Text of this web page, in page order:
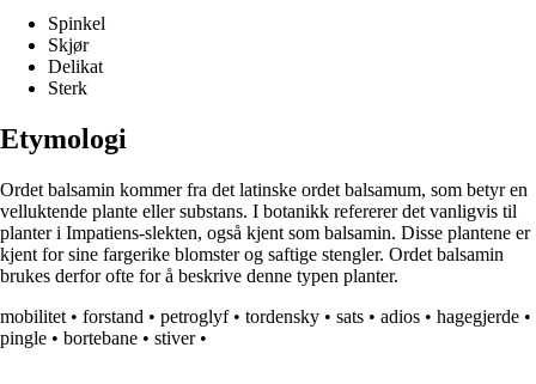
Spinkel
Skjør
Delikat
Sterk
Etymologi
Ordet balsamin kommer fra det latinske ordet balsamum, som betyr en
velluktende plante eller substans. I botanikk refererer det vanligvis til
planter i Impatiens-slekten, også kjent som balsamin. Disse plantene er
kjent for sine fargerike blomster og saftige stengler. Ordet balsamin
brukes derfor ofte for å beskrive denne typen planter.
mobilitet • forstand • petroglyf• tordensky • sats • adios • hagegjerde •
pingle • bortebane • stiver•